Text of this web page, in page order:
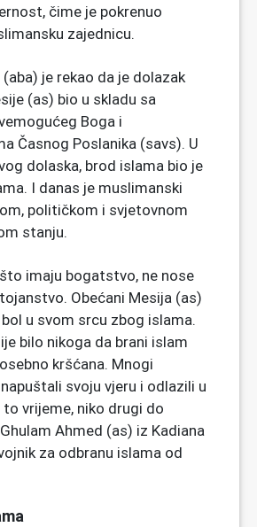
čime je pokrenuo
zajednicu.
je rekao da je dolazak
(as) bio u skladu sa
Boga i
Časnog Poslanika (savs). U
dolaska, brod islama bio je
I danas je muslimanski
političkom i svjetovnom
stanju.
imaju bogatstvo, ne nose
Obećani Mesija (as)
u svom srcu zbog islama.
bilo nikoga da brani islam
kršćana. Mnogi
svoju vjeru i odlazili u
vrijeme, niko drugi do
Ahmed (as) iz Kadiana
za odbranu islama od